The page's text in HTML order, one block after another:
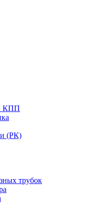
КПП
(РК)
трубок